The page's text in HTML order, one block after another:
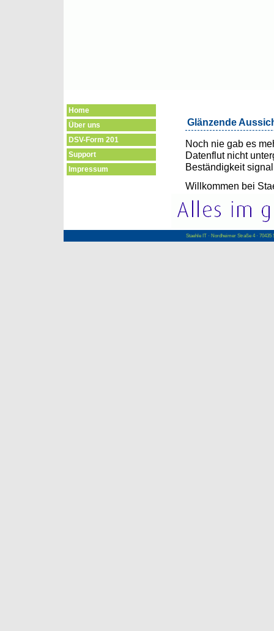
Home
Über uns
DSV-Form 201
Support
Impressum
Glänzende
Noch nie gab es
Datenflut nicht
Beständigkeit
Willkommen bei
Staehle IT · Nordheimer Straße 4 · 70435